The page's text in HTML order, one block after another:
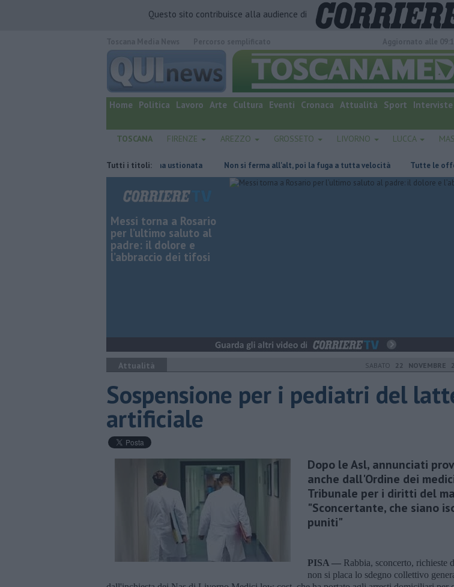
Questo sito contribuisce alla audience di
quotidiano online.
Home Politica Lavoro Arte Cultura Eventi Cronaca Attualità Sport Interviste
TOSCANA FIRENZE AREZZO GROSSETO LIVORNO LUCCA
Tutti i titoli:
Fiamme in abitazione, anziana ustionata Non si ferma all'alt, poi la fuga a tutta velocità ​Tutte le offerte di
Messi torna a Rosario
per l’ultimo saluto al
padre: il dolore e
l’abbraccio dei tifosi
Attualità SABATO 22 NOVEMBRE
Sospensione per i pediatri del
artificiale
Dopo le Asl, annunciati
anche dall'Ordine dei
Tribunale per i diritti del
"Sconcertante, che siano
puniti"
PISA — Rabbia, sconcerto, richieste
non si placa lo sdegno collettivo